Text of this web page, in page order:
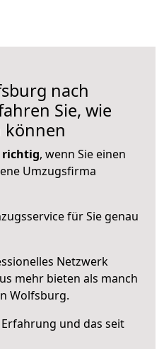
nach
Sie, wie
richtig, wenn Sie einen
Umzugsfirma
für Sie genau
Netzwerk
mehr bieten als manch
Wolfsburg.
Erfahrung und das seit